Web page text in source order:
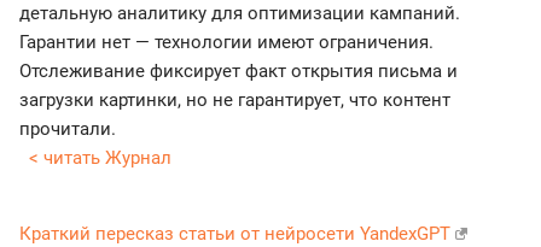
детальную аналитику для оптимизации кампаний.
Гарантии нет — технологии имеют ограничения.
Отслеживание фиксирует факт открытия письма и
загрузки картинки, но не гарантирует, что контент
прочитали.
< читать Журнал
Краткий пересказ статьи от нейросети YandexGPT